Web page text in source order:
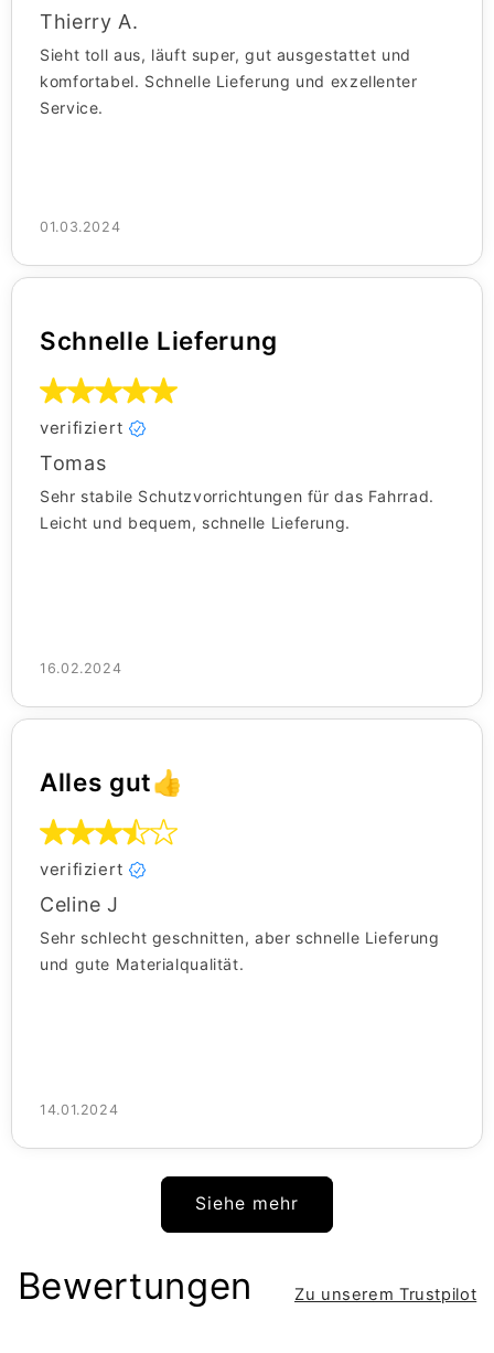
Thierry A.
Sieht toll aus, läuft super, gut ausgestattet und
komfortabel. Schnelle Lieferung und exzellenter
Service.
01.03.2024
Schnelle Lieferung
verifiziert
Tomas
Sehr stabile Schutzvorrichtungen für das Fahrrad.
Leicht und bequem, schnelle Lieferung.
16.02.2024
Alles gut👍
verifiziert
Celine J
Sehr schlecht geschnitten, aber schnelle Lieferung
und gute Materialqualität.
14.01.2024
Siehe mehr
Bewertungen Zu unserem Trustpilot